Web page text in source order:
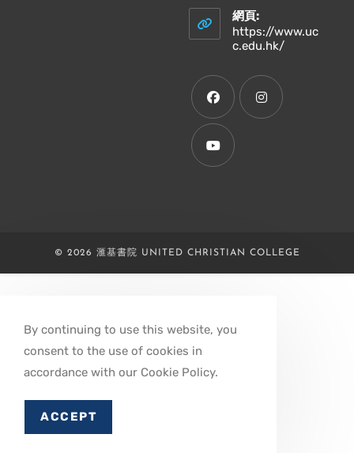
your
application
網頁:
https://www.uc
c.edu.hk/Opens
Opens
in
tab
© 2026 滙基書院 UNITED CHRISTIAN COLLEGE
By continuing to use this website, you
consent to the use of cookies in
accordance with our Cookie Policy.
ACCEPT